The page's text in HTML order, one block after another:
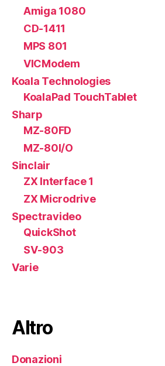
Amiga 1080
CD-1411
MPS 801
VICModem
Koala Technologies
KoalaPad TouchTablet
Sharp
MZ-80FD
MZ-80I/O
Sinclair
ZX Interface 1
ZX Microdrive
Spectravideo
QuickShot
SV-903
Varie
Altro
Donazioni